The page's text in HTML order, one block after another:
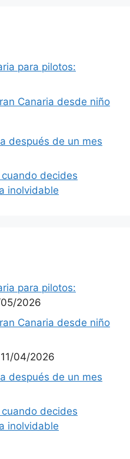
para pilotos:
Canaria desde niño
después de un mes
decides
inolvidable
para pilotos:
2026
Canaria desde niño
11/04/2026
después de un mes
decides
inolvidable